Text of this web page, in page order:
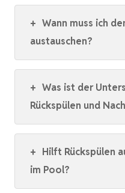
+ Wann muss ich
austauschen?
+ Was ist der
Rückspülen und
+ Hilft Rückspülen
im Pool?